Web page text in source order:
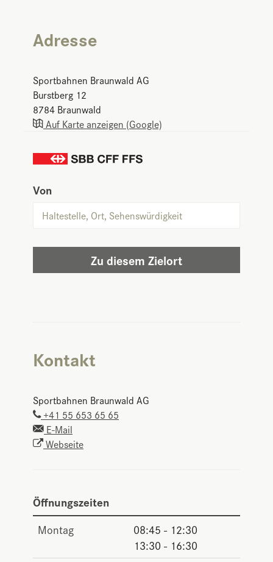
Adresse
Sportbahnen Braunwald AG
Burstberg 12
8784 Braunwald
Auf Karte anzeigen (Google)
Von
Zu diesem Zielort
Kontakt
Sportbahnen Braunwald AG
+41 55 653 65 65
E-Mail
Webseite
Öffnungszeiten
Montag
08:45 - 12:30
13:30 - 16:30